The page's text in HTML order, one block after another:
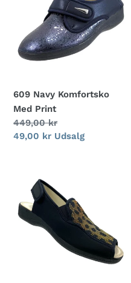
Print
609 Navy Komfortsko
Med Print
Normalpris
449,00 kr
Udsalgspris
49,00 kr Udsalg
sort/orange
Komfortsandal